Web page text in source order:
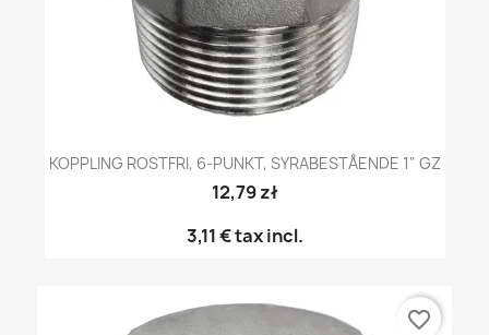
KOPPLING ROSTFRI, 6-PUNKT, SYRABESTÅENDE 1" GZ
12,79 zł
3,11 €tax incl.
favorite_border